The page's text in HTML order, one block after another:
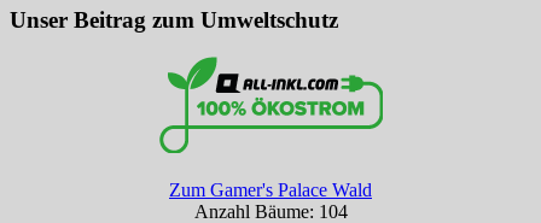
Unser Beitrag zum Umweltschutz
Zum Gamer's Palace Wald
Anzahl Bäume: 104